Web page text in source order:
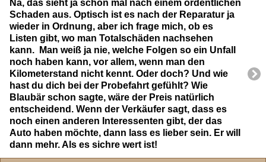
Na, das sieht ja schon mal nach einem ordentlichen
Schaden aus. Optisch ist es nach der Reparatur ja
wieder in Ordnung, aber ich frage mich, ob es
Listen gibt, wo man Totalschäden nachsehen
kann. Man weiß ja nie, welche Folgen so ein Unfall
noch haben kann, vor allem, wenn man den
Kilometerstand nicht kennt. Oder doch? Und wie
hast du dich bei der Probefahrt gefühlt? Wie
Blaubär schon sagte, wäre der Preis natürlich
entscheidend. Wenn der Verkäufer sagt, dass es
noch einen anderen Interessenten gibt, der das
Auto haben möchte, dann lass es lieber sein. Er will
dann mehr. Als es sichre wert ist!